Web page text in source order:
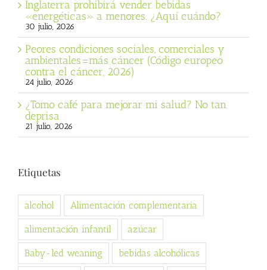
Inglaterra prohibirá vender bebidas
«energéticas» a menores. ¿Aquí cuándo?
30 julio, 2026
Peores condiciones sociales, comerciales y
ambientales=más cáncer (Código europeo
contra el cáncer, 2026)
24 julio, 2026
¿Tomo café para mejorar mi salud? No tan
deprisa
21 julio, 2026
Etiquetas
alcohol Alimentación complementaria
alimentación infantil azúcar
Baby-led weaning bebidas alcohólicas